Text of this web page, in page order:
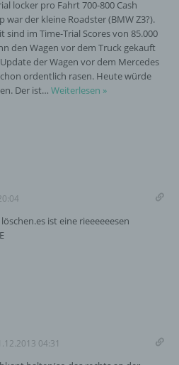
locker pro Fahrt 700-800 Cash
der kleine Roadster (BMW Z3?).
im Time-Trial Scores von 85.000
den Wagen vor dem Truck gekauft
der Wagen vor dem Mercedes
ordentlich rasen. Heute würde
Der ist… Weiterlesen »
ist eine rieeeeeesen
04:31
oder des
befugt sind, die
Daten zu verarbeiten.
von der betroffenen
Handlung, mit der
der sie betreffenden
Daten einverstanden
der Datenschutz-
in den Mitgliedstaaten